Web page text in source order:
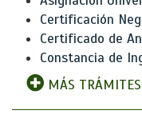
Certificación
Certificado de
Constancia de
MÁS TRÁMITES